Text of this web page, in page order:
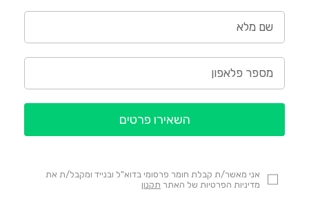
אני מאשר/ת קבלת חומר פרסומי בדוא"ל ובנייד ומקבל/ת את
מדיניות הפרטיות של האתר תקנון
השאירו פרטים